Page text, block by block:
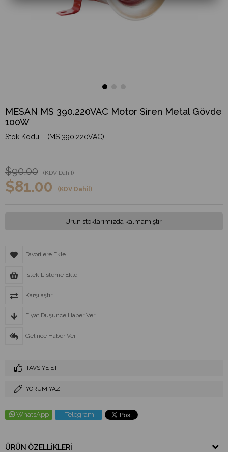
MESAN MS 390.220VAC Motor Siren Metal Gövde
100W
(MS 390.220VAC)
$90.00 (KDV Dahil)
$81.00 (KDV Dahil)
Ürün stoklarımızda kalmamıştır.
Favorilere Ekle
İstek Listeme Ekle
Karşılaştır
Fiyat Düşünce Haber Ver
Gelince Haber Ver
TAVSIYE ET
YORUM YAZ
WhatsApp Telegram
ÜRÜN ÖZELLIKLERI